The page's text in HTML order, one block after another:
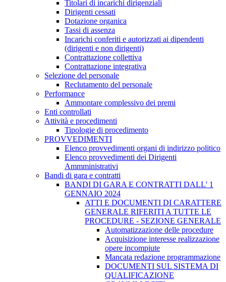
Titolari di incarichi dirigenziali
Dirigenti cessati
Dotazione organica
Tassi di assenza
Incarichi conferiti e autorizzati ai dipendenti
(dirigenti e non dirigenti)
Contrattazione collettiva
Contrattazione integrativa
Selezione del personale
Reclutamento del personale
Performance
Ammontare complessivo dei premi
Enti controllati
Attività e procedimenti
Tipologie di procedimento
PROVVEDIMENTI
Elenco provvedimenti organi di indirizzo politico
Elenco provvedimenti dei Dirigenti
Ammministrativi
Bandi di gara e contratti
BANDI DI GARA E CONTRATTI DALL' 1
GENNAIO 2024
ATTI E DOCUMENTI DI CARATTERE
GENERALE RIFERITI A TUTTE LE
PROCEDURE - SEZIONE GENERALE
Automatizzazione delle procedure
Acquisizione interesse realizzazione
opere incompiute
Mancata redazione programmazione
DOCUMENTI SUL SISTEMA DI
QUALIFICAZIONE